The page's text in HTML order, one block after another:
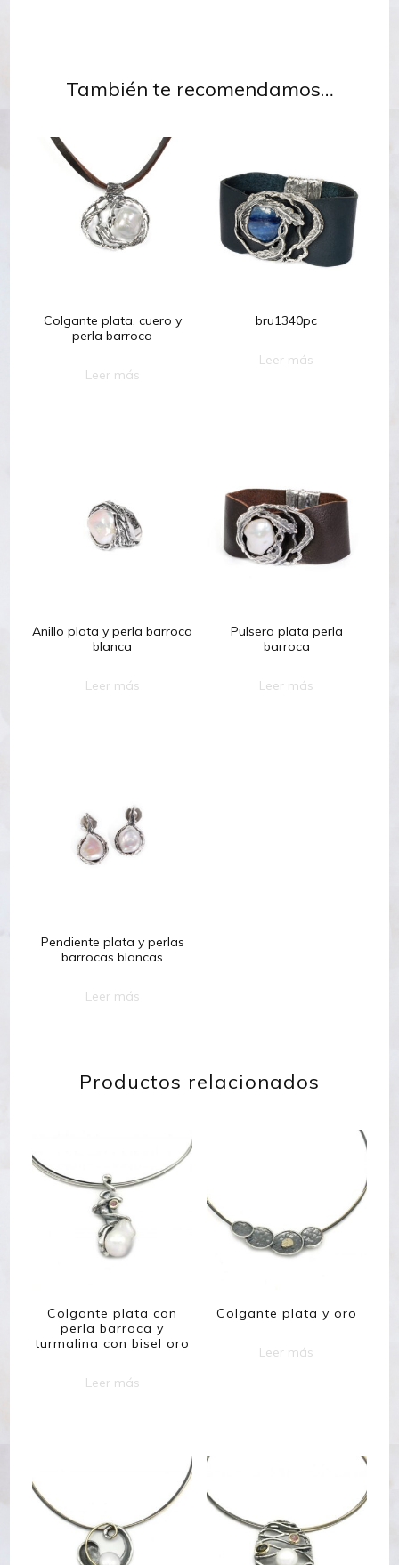
También te recomendamos…
Colgante plata, cuero y
perla barroca
Leer más
bru1340pc
Leer más
Anillo plata y perla barroca
blanca
Leer más
Pulsera plata perla
barroca
Leer más
Pendiente plata y perlas
barrocas blancas
Leer más
Productos relacionados
Colgante plata con
perla barroca y
turmalina con bisel oro
Leer más
Colgante plata y oro
Leer más